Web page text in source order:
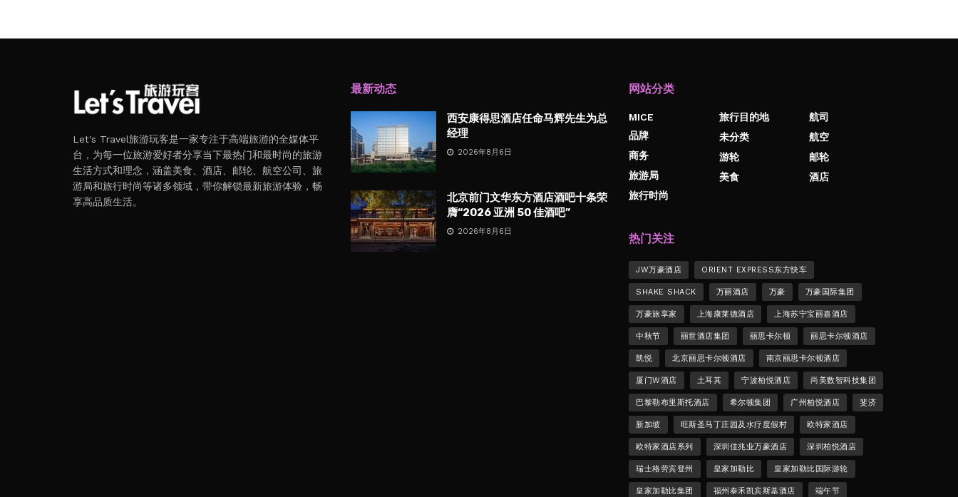
Let's Travel旅游玩客是一家专注于高端旅游的全媒体平
台，为每一位旅游爱好者分享当下最热门和最时尚的旅游
生活方式和理念，涵盖美食、酒店、邮轮、航空公司、旅
游局和旅行时尚等诸多领域，带你解锁最新旅游体验，畅
享高品质生活。
最新动态
西安康得思酒店任命马辉先生为总
经理
2026年8月6日
北京前门文华东方酒店酒吧十条荣
膺“2026 亚洲 50 佳酒吧”
2026年8月6日
网站分类
MICE
品牌
商务
旅游局
旅行时尚
旅行目的地
未分类
游轮
美食
航司
航空
邮轮
酒店
热门关注
JW万豪酒店 ORIENT EXPRESS东方快车
SHAKE SHACK 万丽酒店 万豪 万豪国际集团
万豪旅享家 上海康莱德酒店 上海苏宁宝丽嘉酒店
中秋节 丽世酒店集团 丽思卡尔顿 丽思卡尔顿酒店
凯悦 北京丽思卡尔顿酒店 南京丽思卡尔顿酒店
厦门W酒店 土耳其 宁波柏悦酒店 尚美数智科技集团
巴黎勒布里斯托酒店 希尔顿集团 广州柏悦酒店 斐济
新加坡 旺斯圣马丁庄园及水疗度假村 欧特家酒店
欧特家酒店系列 深圳佳兆业万豪酒店 深圳柏悦酒店
瑞士格劳宾登州 皇家加勒比 皇家加勒比国际游轮
皇家加勒比集团 福州泰禾凯宾斯基酒店 端午节